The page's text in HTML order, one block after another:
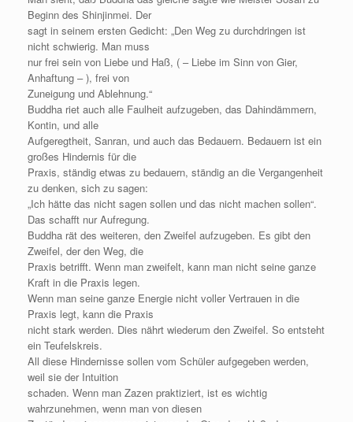
Beginn des Shinjinmei. Der
sagt in seinem ersten Gedicht: „Den Weg zu durchdringen ist
nicht schwierig. Man muss
nur frei sein von Liebe und Haß, ( – Liebe im Sinn von Gier,
Anhaftung – ), frei von
Zuneigung und Ablehnung.“
Buddha riet auch alle Faulheit aufzugeben, das Dahindämmern,
Kontin, und alle
Aufgeregtheit, Sanran, und auch das Bedauern. Bedauern ist ein
großes Hindernis für die
Praxis, ständig etwas zu bedauern, ständig an die Vergangenheit
zu denken, sich zu sagen:
„Ich hätte das nicht sagen sollen und das nicht machen sollen“.
Das schafft nur Aufregung.
Buddha rät des weiteren, den Zweifel aufzugeben. Es gibt den
Zweifel, der den Weg, die
Praxis betrifft. Wenn man zweifelt, kann man nicht seine ganze
Kraft in die Praxis legen.
Wenn man seine ganze Energie nicht voller Vertrauen in die
Praxis legt, kann die Praxis
nicht stark werden. Dies nährt wiederum den Zweifel. So entsteht
ein Teufelskreis.
All diese Hindernisse sollen vom Schüler aufgegeben werden,
weil sie der Intuition
schaden. Wenn man Zazen praktiziert, ist es wichtig
wahrzunehmen, wenn man von diesen